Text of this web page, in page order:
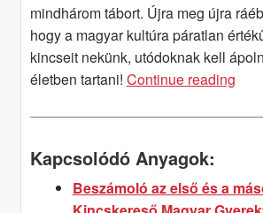
mindhárom tábort. Újra meg újra
hogy a magyar kultúra páratlan
kincseit nekünk, utódoknak kell
életben tartani! Continue reading
Kapcsolódó Anyagok:
Beszámoló az első és a